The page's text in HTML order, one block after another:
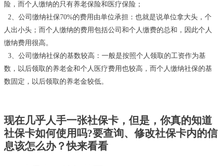
险，而个人缴纳的只有养老保险和医疗保险；
2、公司缴纳社保70%的费用由单位承担：也就是说单位拿大头，个
人出小头；而个人缴纳的费用包括公司和个人缴费的总和，因此个人
缴纳费用很高。
3、公司缴纳社保的基数较高：一般是按照个人领取的工资作为基
数，以后领取的养老金和个人医疗费用也较高，而个人缴纳社保的基
数固定，以后领取的养老金较低。
现在几乎人手一张社保卡，但是，你真的知道
社保卡如何使用吗?要查询、修改社保卡内的信
息该怎么办？快来看看
 工作机会
 联系我们